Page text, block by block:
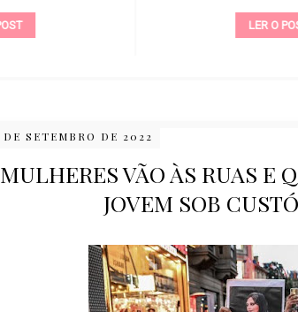
O POST
SETEMBRO DE 2022
VÃO ÀS RUAS E
JOVEM SOB